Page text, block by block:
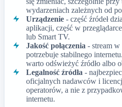
wydarzeniach zależnych od
Urządzenie - część źródeł
aplikacji, część w
lub Smart TV.
Jakość połączenia - stream
potrzebuje stabilnego
warto odświeżyć źródło albo
Legalność źródła -
oficjalnych nadawców i
operatorów, a nie z
internetu.